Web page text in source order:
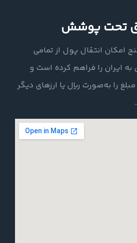
تحت پوشش
امکان انتقال پول از تمامی
به ایران را فراهم کرده است و
را به‌صورت ریال یا ارزهای دیگر